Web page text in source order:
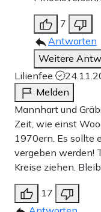
7
Antworten
Weitere
Lilienfee
Melden
Mannhart und
Zeit, wie einst
1970ern. Es sollte
vergeben werden!
Kreise ziehen.
17